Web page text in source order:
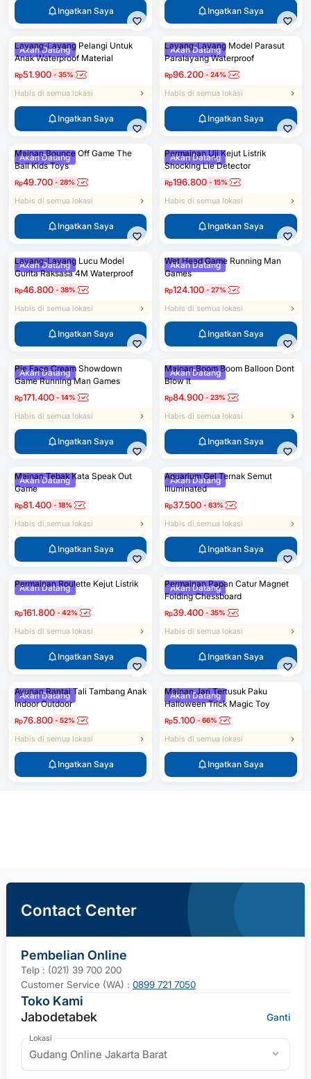
Ingatkan Saya Ingatkan Saya
Akan Datang
Layang-Layang Pelangi Untuk
Anak Waterproof Material
Rp51.900 - 35%
Habis di semua lokasi
Ingatkan Saya
Akan Datang
Layang-Layang Model Parasut
Paralayang Waterproof
Rp96.200 - 24%
Habis di semua lokasi
Ingatkan Saya
Akan Datang
Mainan Bounce Off Game The
Ball Kids Toys
Rp49.700 - 28%
Habis di semua lokasi
Ingatkan Saya
Akan Datang
Permainan Uji Kejut Listrik
Shocking Lie Detector
Rp196.800 - 15%
Habis di semua lokasi
Ingatkan Saya
Akan Datang
Layang-Layang Lucu Model
Gurita Raksasa 4M Waterproof
Rp46.800 - 38%
Habis di semua lokasi
Ingatkan Saya
Akan Datang
Wet Head Game Running Man
Games
Rp124.100 - 27%
Habis di semua lokasi
Ingatkan Saya
Akan Datang
Pie Face Cream Showdown
Game Running Man Games
Rp171.400 - 14%
Habis di semua lokasi
Ingatkan Saya
Akan Datang
Mainan Boom Boom Balloon Dont
Blow It
Rp84.900 - 23%
Habis di semua lokasi
Ingatkan Saya
Akan Datang
Mainan Tebak Kata Speak Out
Game
Rp81.400 - 18%
Habis di semua lokasi
Ingatkan Saya
Akan Datang
Aquarium Gel Ternak Semut
Illuminated
Rp37.500 - 63%
Habis di semua lokasi
Ingatkan Saya
Akan Datang
Permainan Roulette Kejut Listrik
Rp161.800 - 42%
Habis di semua lokasi
Ingatkan Saya
Akan Datang
Permainan Papan Catur Magnet
Folding Chessboard
Rp39.400 - 35%
Habis di semua lokasi
Ingatkan Saya
Akan Datang
Ayunan Rantai Tali Tambang Anak
Indoor Outdoor
Rp76.800 - 52%
Habis di semua lokasi
Ingatkan Saya
Akan Datang
Mainan Jari Tertusuk Paku
Halloween Trick Magic Toy
Rp5.100 - 66%
Habis di semua lokasi
Ingatkan Saya
Contact Center
Pembelian Online
Telp : (021) 39 700 200
Customer Service (WA) : 0899 721 7050
Toko Kami
Jabodetabek
Ganti
Lokasi
Gudang Online Jakarta Barat